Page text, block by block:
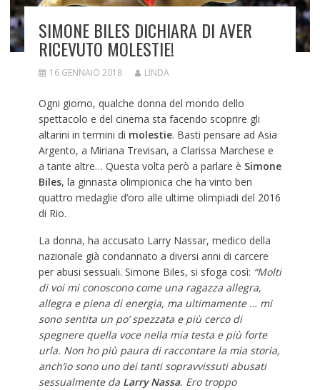
SIMONE BILES DICHIARA DI AVER
RICEVUTO MOLESTIE!
16 GENNAIO 2018 LINDA
Ogni giorno, qualche donna del mondo dello
spettacolo e del cinema sta facendo scoprire gli
altarini in termini di molestie. Basti pensare ad Asia
Argento, a Miriana Trevisan, a Clarissa Marchese e
a tante altre… Questa volta però a parlare è Simone
Biles, la ginnasta olimpionica che ha vinto ben
quattro medaglie d’oro alle ultime olimpiadi del 2016
di Rio.
La donna, ha accusato Larry Nassar, medico della
nazionale già condannato a diversi anni di carcere
per abusi sessuali. Simone Biles, si sfoga così: “Molti
di voi mi conoscono come una ragazza allegra,
allegra e piena di energia, ma ultimamente … mi
sono sentita un po’ spezzata e più cerco di
spegnere quella voce nella mia testa e più forte
urla. Non ho più paura di raccontare la mia storia,
anch’io sono uno dei tanti sopravvissuti abusati
sessualmente da Larry Nassa. Ero troppo